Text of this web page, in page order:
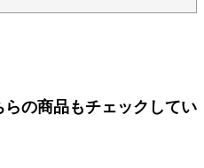
の商品もチェックしてい